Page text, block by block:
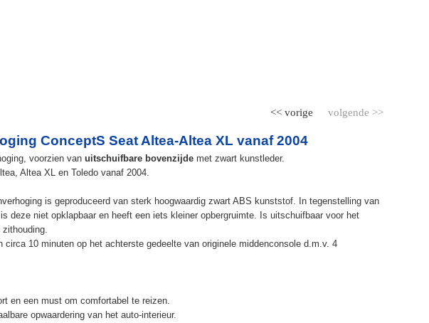
volgende >>
<< vorige
ConceptS Seat Altea-Altea XL vanaf 2004
voorzien van uitschuifbare bovenzijdemet zwart kunstleder.
Altea XL en Toledo vanaf 2004.
is geproduceerd van sterk hoogwaardig zwart ABS kunststof. In tegenstelling van
deze niet opklapbaar en heeft een iets kleiner opbergruimte. Is uitschuifbaar voor het
circa 10 minuten op het achterste gedeelte van originele middenconsole d.m.v. 4
en een must om comfortabel te reizen.
opwaardering van het auto-interieur.